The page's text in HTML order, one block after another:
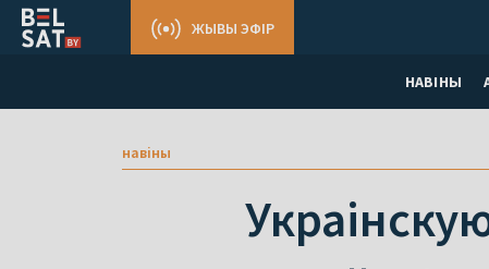
НАВІНЫ
ЖЫВЫ ЭФІР
навіны